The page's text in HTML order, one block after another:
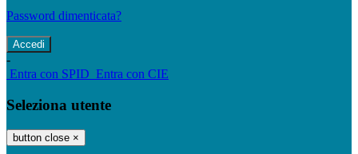
Password dimenticata?
-
Entra con SPID Entra con CIE
Seleziona utente
button close ×